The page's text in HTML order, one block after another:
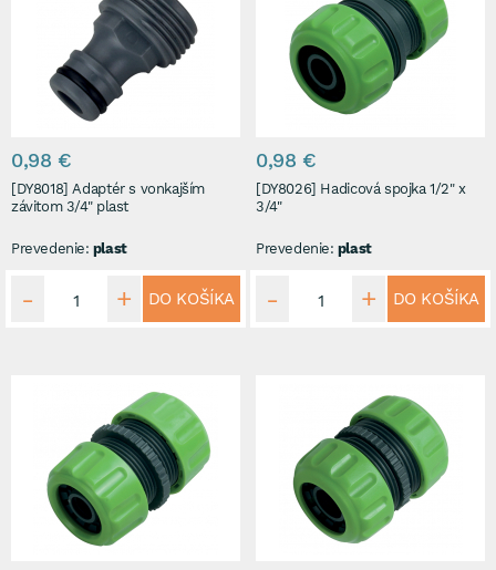
0,98 €
[DY8018] Adaptér s vonkajším
závitom 3/4" plast
Prevedenie: plast
DO KOŠÍKA
0,98 €
[DY8026] Hadicová spojka 1/2" x
3/4"
Prevedenie: plast
DO KOŠÍKA